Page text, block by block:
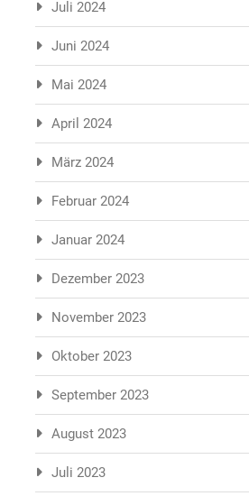
Juli 2024
Juni 2024
Mai 2024
April 2024
März 2024
Februar 2024
Januar 2024
Dezember 2023
November 2023
Oktober 2023
September 2023
August 2023
Juli 2023